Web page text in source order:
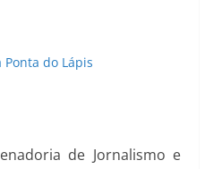
de Jornalismo e